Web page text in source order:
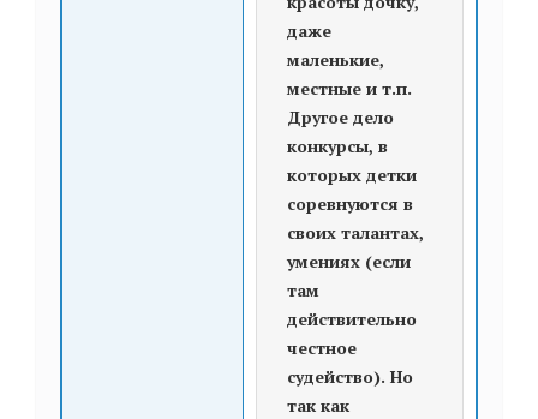
даже
маленькие,
местные и т.п.
Другое дело
конкурсы, в
которых детки
соревнуются в
своих талантах,
умениях (если
там
действительно
честное
судейство). Но
так как